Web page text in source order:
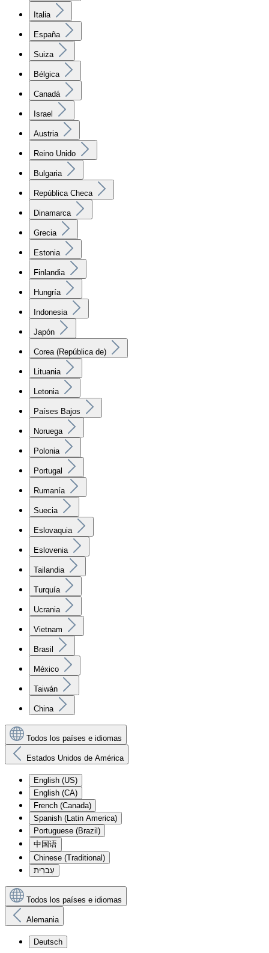
Italia
España
Suiza
Bélgica
Canadá
Israel
Austria
Reino Unido
Bulgaria
República Checa
Dinamarca
Grecia
Estonia
Finlandia
Hungría
Indonesia
Japón
Corea (República de)
Lituania
Letonia
Países Bajos
Noruega
Polonia
Portugal
Rumanía
Suecia
Eslovaquia
Eslovenia
Tailandia
Turquía
Ucrania
Vietnam
Brasil
México
Taiwán
China
Todos los países e idiomas
Estados Unidos de América
English (US)
English (CA)
French (Canada)
Spanish (Latin America)
Portuguese (Brazil)
中国语
Chinese (Traditional)
עִברִית
Todos los países e idiomas
Alemania
Deutsch